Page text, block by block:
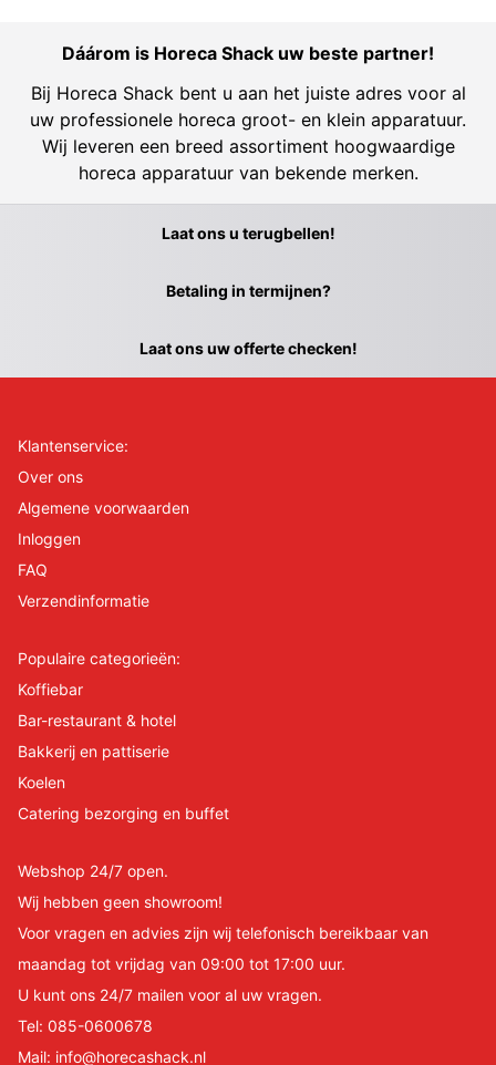
Dáárom is Horeca Shack uw beste partner!
Bij Horeca Shack bent u aan het juiste adres voor al
uw professionele horeca groot- en klein apparatuur.
Wij leveren een breed assortiment hoogwaardige
horeca apparatuur van bekende merken.
Laat ons u terugbellen!
Betaling in termijnen?
Laat ons uw offerte checken!
Klantenservice:
Over ons
Algemene voorwaarden
Inloggen
FAQ
Verzendinformatie
Populaire categorieën:
Koffiebar
Bar-restaurant & hotel
Bakkerij en pattiserie
Koelen
Catering bezorging en buffet
Webshop 24/7 open.
Wij hebben geen showroom!
Voor vragen en advies zijn wij telefonisch bereikbaar van
maandag tot vrijdag van 09:00 tot 17:00 uur.
U kunt ons 24/7 mailen voor al uw vragen.
Tel: 085-0600678
Mail: info@horecashack.nl